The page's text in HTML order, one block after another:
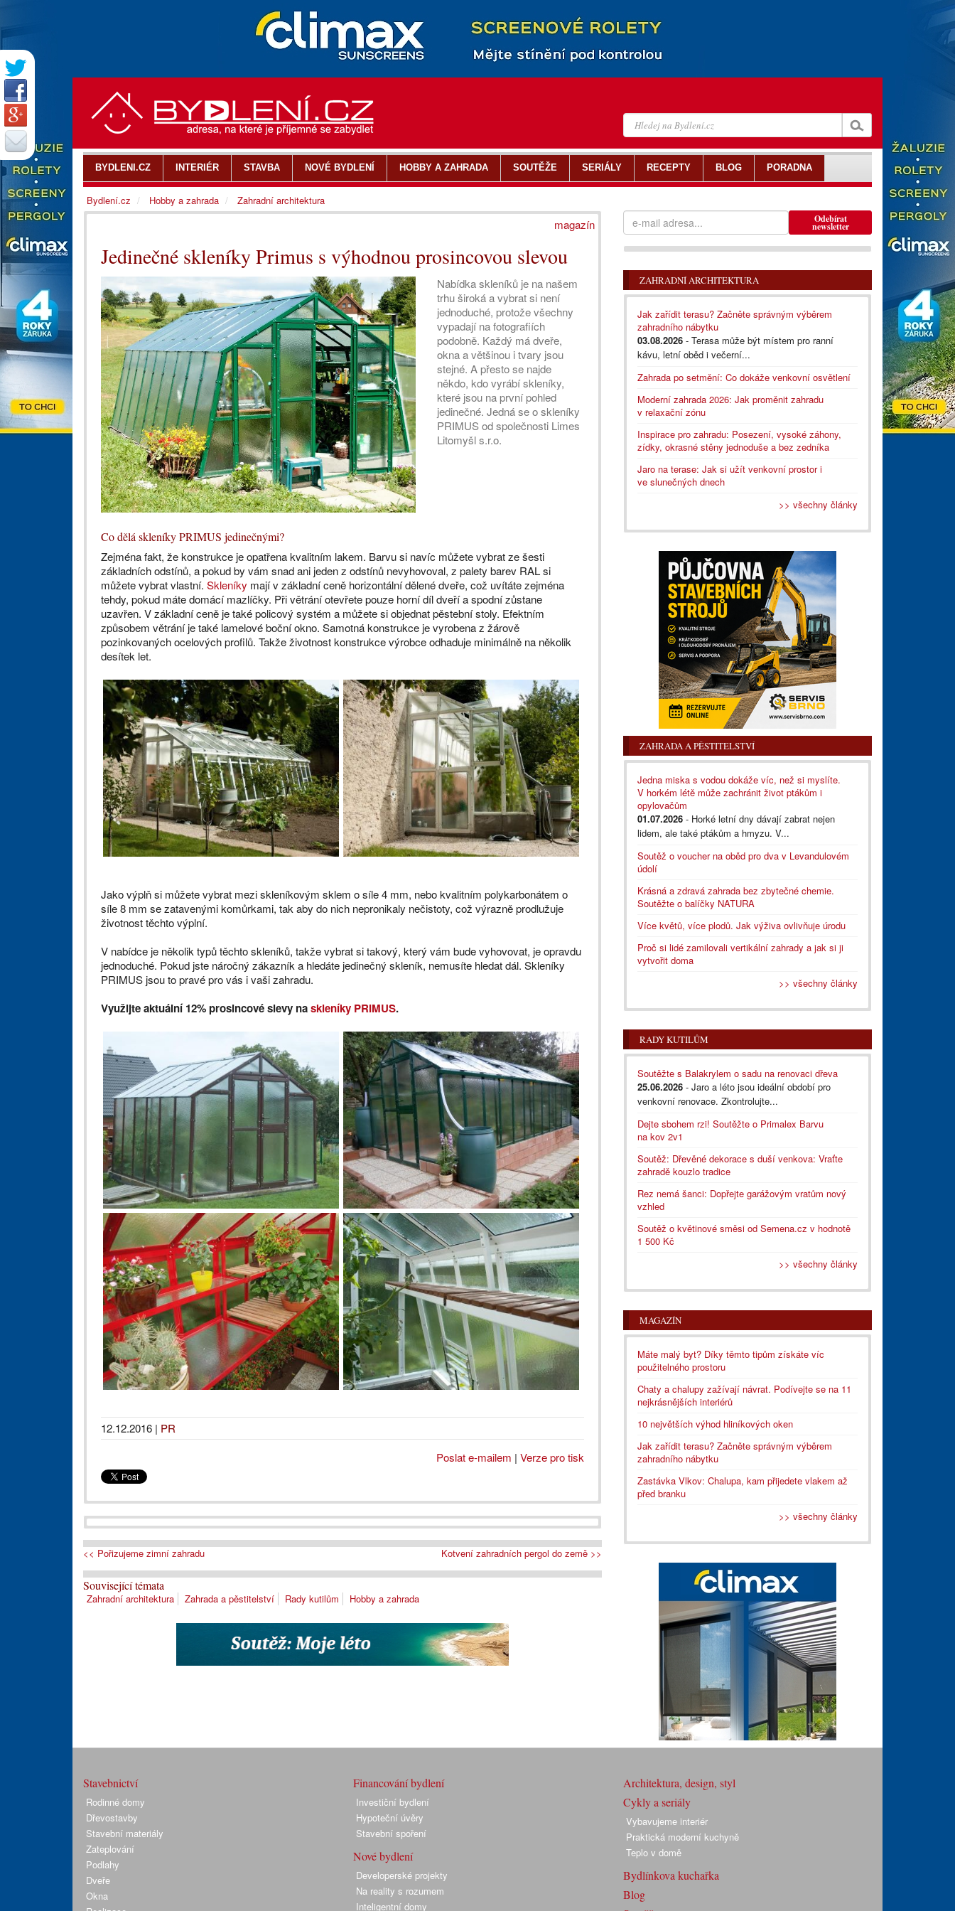
magazín
Jedinečné skleníky Primus s výhodnou prosincovou slevou
Nabídka skleníků je na našem
trhu široká a vybrat si není
jednoduché, protože všechny
vypadají na fotografiích
podobně. Každý má dveře,
okna a většinou i tvary jsou
stejné. A přesto se najde
někdo, kdo vyrábí skleníky,
které jsou na první pohled
jedinečné. Jedná se o skleníky
PRIMUS od společnosti Limes
Litomyšl s.r.o.
Co dělá skleníky PRIMUS jedinečnými?
Zejména fakt, že konstrukce je opatřena kvalitním lakem. Barvu si navíc můžete vybrat ze šesti
základních odstínů, a pokud by vám snad ani jeden z odstínů nevyhovoval, z palety barev RAL si
můžete vybrat vlastní. Skleníky mají v základní ceně horizontální dělené dveře, což uvítáte zejména
tehdy, pokud máte domácí mazlíčky. Při větrání otevřete pouze horní díl dveří a spodní zůstane
uzavřen. V základní ceně je také policový systém a můžete si objednat pěstební stoly. Efektním
způsobem větrání je také lamelové boční okno. Samotná konstrukce je vyrobena z žárově
pozinkovaných ocelových profilů. Takže životnost konstrukce výrobce odhaduje minimálně na několik
desítek let.
Jako výplň si můžete vybrat mezi skleníkovým sklem o síle 4 mm, nebo kvalitním polykarbonátem o
síle 8 mm se zatavenými komůrkami, tak aby do nich nepronikaly nečistoty, což výrazně prodlužuje
životnost těchto výplní.
V nabídce je několik typů těchto skleníků, takže vybrat si takový, který vám bude vyhovovat, je opravdu
jednoduché. Pokud jste náročný zákazník a hledáte jedinečný skleník, nemusíte hledat dál. Skleníky
PRIMUS jsou to pravé pro vás i vaši zahradu.
Využijte aktuální 12% prosincové slevy naskleníky PRIMUS.
12.12.2016 | PR
Poslat e-mailem | Verze pro tisk
<< Pořizujeme zimní zahradu Kotvení zahradních pergol do země >>
Související témata
Zahradní architektura Zahrada a pěstitelství Rady kutilům Hobby a zahrada
Odebírat
newsletter
ZAHRADNÍ ARCHITEKTURA
Jak zařídit terasu? Začněte správným výběrem
zahradního nábytku
03.08.2026 - Terasa může být místem pro ranní
kávu, letní oběd i večerní...
Zahrada po setmění: Co dokáže venkovní osvětlení
Moderní zahrada 2026: Jak proměnit zahradu
v relaxační zónu
Inspirace pro zahradu: Posezení, vysoké záhony,
zídky, okrasné stěny jednoduše a bez zedníka
Jaro na terase: Jak si užít venkovní prostor i
ve slunečných dnech
>> všechny články
ZAHRADA A PĚSTITELSTVÍ
Jedna miska s vodou dokáže víc, než si myslíte.
V horkém létě může zachránit život ptákům i
opylovačům
01.07.2026 - Horké letní dny dávají zabrat nejen
lidem, ale také ptákům a hmyzu. V...
Soutěž o voucher na oběd pro dva v Levandulovém
údolí
Krásná a zdravá zahrada bez zbytečné chemie.
Soutěžte o balíčky NATURA
Více květů, více plodů. Jak výživa ovlivňuje úrodu
Proč si lidé zamilovali vertikální zahrady a jak si ji
vytvořit doma
>> všechny články
RADY KUTILŮM
Soutěžte s Balakrylem o sadu na renovaci dřeva
25.06.2026 - Jaro a léto jsou ideální období pro
venkovní renovace. Zkontrolujte...
Dejte sbohem rzi! Soutěžte o Primalex Barvu
na kov 2v1
Soutěž: Dřevěné dekorace s duší venkova: Vraťte
zahradě kouzlo tradice
Rez nemá šanci: Dopřejte garážovým vratům nový
vzhled
Soutěž o květinové směsi od Semena.cz v hodnotě
1 500 Kč
>> všechny články
MAGAZÍN
Máte malý byt? Díky těmto tipům získáte víc
použitelného prostoru
Chaty a chalupy zažívají návrat. Podívejte se na 11
nejkrásnějších interiérů
10 největších výhod hliníkových oken
Jak zařídit terasu? Začněte správným výběrem
zahradního nábytku
Zastávka Vlkov: Chalupa, kam přijedete vlakem až
před branku
>> všechny články
BYDLENI.CZ INTERIÉR STAVBA NOVÉ BYDLENÍ HOBBY A ZAHRADA SOUTĚŽE SERIÁLY RECEPTY BLOG PORADNA
Bydlení.cz Hobby a zahrada Zahradní architektura
Stavebnictví
Rodinné domy
Dřevostavby
Stavební materiály
Zateplování
Podlahy
Dveře
Okna
Financování bydlení
Investiční bydlení
Hypoteční úvěry
Stavební spoření
Nové bydlení
Developerské projekty
Na reality s rozumem
Inteligentní domy
Architektura, design, styl
Cykly a seriály
Vybavujeme interiér
Praktická moderní kuchyně
Teplo v domě
Bydlínkova kuchařka
Blog